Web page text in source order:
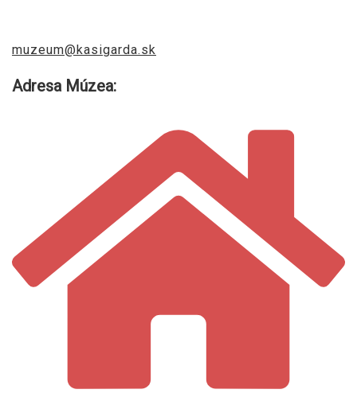
muzeum@kasigarda.sk
Adresa Múzea: